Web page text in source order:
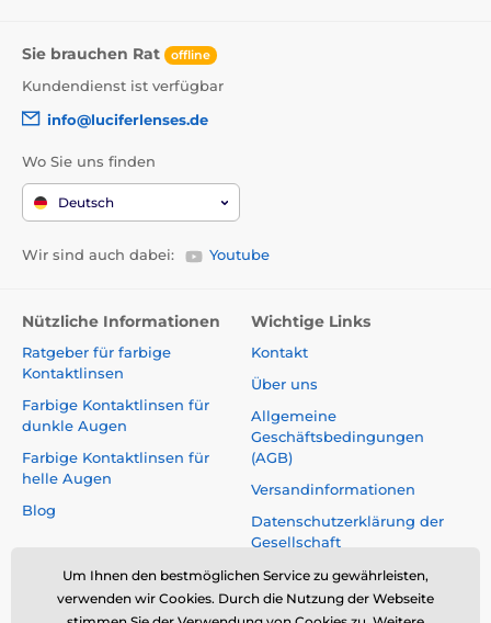
Sie brauchen Rat offline
Kundendienst ist verfügbar
info@luciferlenses.de
Wo Sie uns finden
Deutsch
Wir sind auch dabei: Youtube
Nützliche Informationen
Ratgeber für farbige
Kontaktlinsen
Farbige Kontaktlinsen für
dunkle Augen
Farbige Kontaktlinsen für
helle Augen
Blog
Wichtige Links
Kontakt
Über uns
Allgemeine
Geschäftsbedingungen
(AGB)
Versandinformationen
Datenschutzerklärung der
Gesellschaft
Reklamationen und Rücktritt
vom Vertrag
Um Ihnen den bestmöglichen Service zu gewährleisten,
verwenden wir Cookies. Durch die Nutzung der Webseite